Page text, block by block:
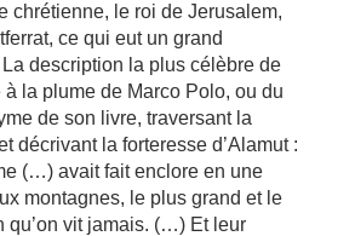
chrétienne, le roi de Jerusalem,
ce qui eut un grand
description la plus célèbre de
à la plume de Marco Polo, ou du
de son livre, traversant la
décrivant la forteresse d’Alamut :
(…) avait fait enclore en une
montagnes, le plus grand et le
qu’on vit jamais. (…) Et leur